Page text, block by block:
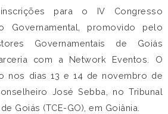
para o IV Congresso
Governamental, promovido pelo
Governamentais de Goiás
com a Network Eventos. O
nos dias 13 e 14 de novembro de
José Sebba, no Tribunal
Goiás (TCE-GO), em Goiânia.